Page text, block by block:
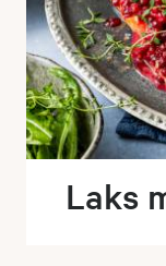
Laks